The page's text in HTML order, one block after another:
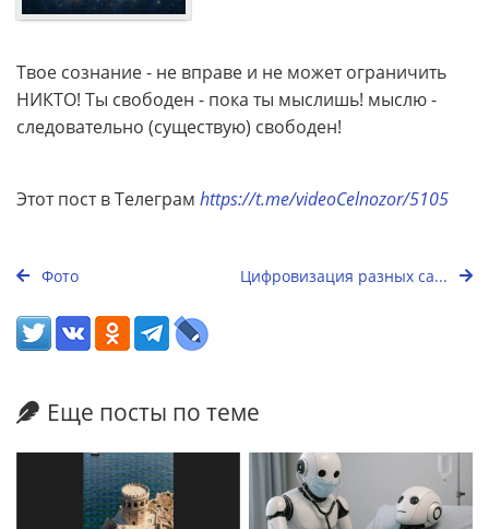
Твое сознание - не вправе и не может ограничить
НИКТО! Ты свободен - пока ты мыслишь! мыслю -
следовательно (существую) свободен!
Этот пост в Телеграм https://t.me/videoCelnozor/5105
Фото Цифровизация разных са...
Еще посты по теме